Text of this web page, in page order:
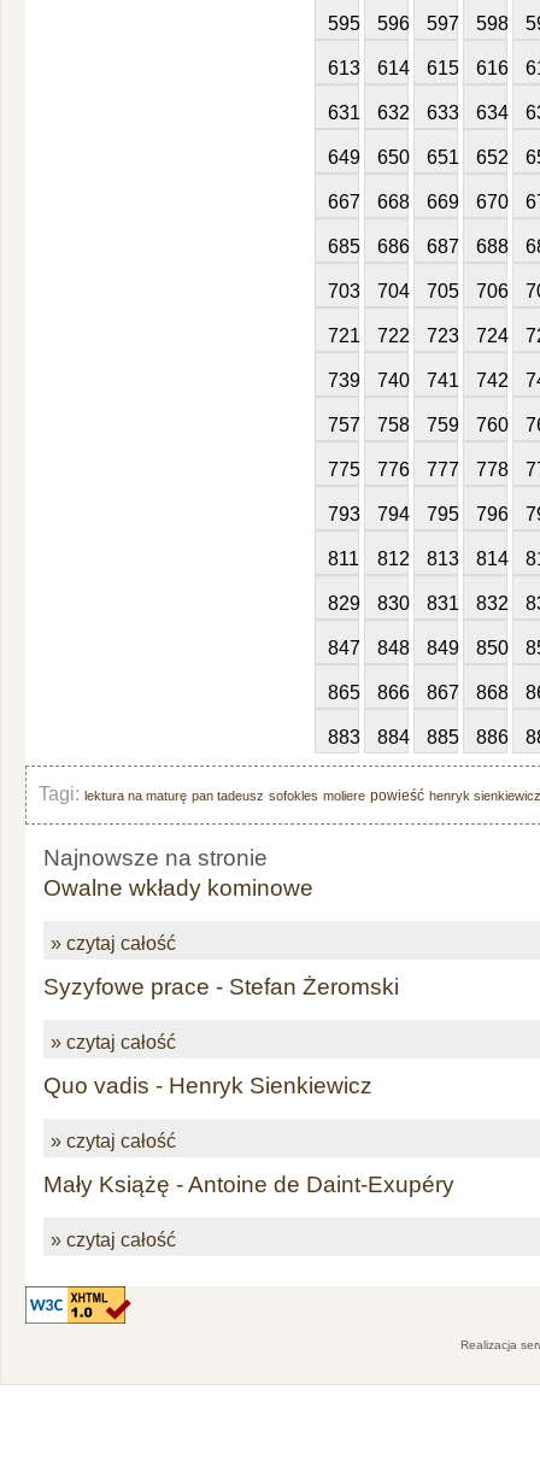
595 596 597 598
613 614 615 616
631 632 633 634
649 650 651 652
667 668 669 670
685 686 687 688
703 704 705 706
721 722 723 724
739 740 741 742
757 758 759 760
775 776 777 778
793 794 795 796
811 812 813 814
829 830 831 832
847 848 849 850
865 866 867 868
883 884 885 886
Tagi: lektura na maturę pan tadeusz sofokles moliere powieść henryk sienkiewicz
Najnowsze na stronie
Owalne wkłady kominowe
» czytaj całość
Syzyfowe prace - Stefan Żeromski
» czytaj całość
Quo vadis - Henryk Sienkiewicz
» czytaj całość
Mały Książę - Antoine de Daint-Exupéry
» czytaj całość
Realizacja